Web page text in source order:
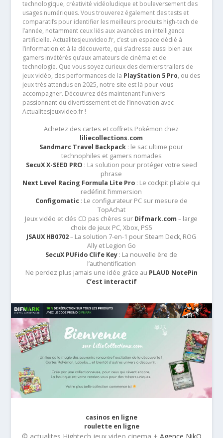
technologique, créativité vidéoludique et bouleversement des
usages numériques. Vous trouverez également des tests et
comparatifs pour identifier les meilleurs produits high-tech de
l’année, notamment ceux liés aux avancées en intelligence
artificielle. Actualitesjeuxvideo.fr, c’est un espace dédié à
l’information et à la découverte, qui s’adresse aussi bien aux
gamers invétérés qu’aux amateurs de cinéma et de
technologie. Que vous soyez curieux des derniers trailers de
jeux vidéo, des performances de la PlayStation 5 Pro, ou des
jeux très attendus en 2025, notre site est là pour vous
accompagner. Découvrez dès maintenant l’univers
passionnant du divertissement et de l’innovation avec
Actualitesjeuxvideo.fr !
Achetez des cartes et coffrets Pokémon chez
liliecollections.com
Sandmarc Travel Backpack : le sac ultime pour
technophiles et gamers nomades
SecuX X-SEED PRO : La solution pour protéger votre seed
phrase
Next Level Racing Formula Lite Pro: Le cockpit pliable qui
redéfinit l’immersion
Configomatic: Le configurateur PC sur mesure de
TopAchat
Jeux vidéo et clés CD pas chères sur Difmark.com – large
choix de jeux PC, Xbox, PS5
JSAUX HB0702– La solution 7-en-1 pour Steam Deck, ROG
Ally et Legion Go
SecuX PUFido Clife Key : La nouvelle ère de
l’authentification
Ne perdez plus jamais une idée grâce au PLAUD NotePin
C’est interactif
casinos en ligne
roulette en ligne